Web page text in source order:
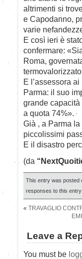
altrimenti si
e Capodanno,
varie
E così ieri è
confermare:
Roma,
E l’assessora
Parma: il suo
grande
a quota 74%».
Già , a Parma
piccolissimi
E il disastro
(da
This entry was posted
responses to this
« TRAVAGLIO
Leave a
You must be